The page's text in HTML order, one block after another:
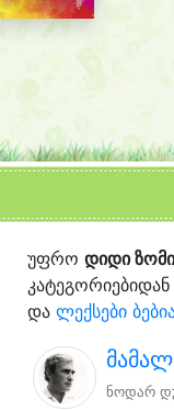
უფროდიდი
დალექსები
ნოდარ